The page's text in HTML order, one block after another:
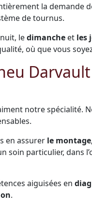
la demande
de tournus.
ledimanche et les
où que vous
notre spécialité.
en assurer le
soin particulier, dans
aiguisées en
.